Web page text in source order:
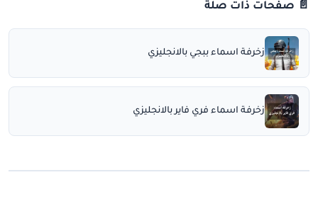
📄 صفحات ذات صلة
زخرفة اسماء ببجي بالانجليزي
زخرفة اسماء فري فاير بالانجليزي